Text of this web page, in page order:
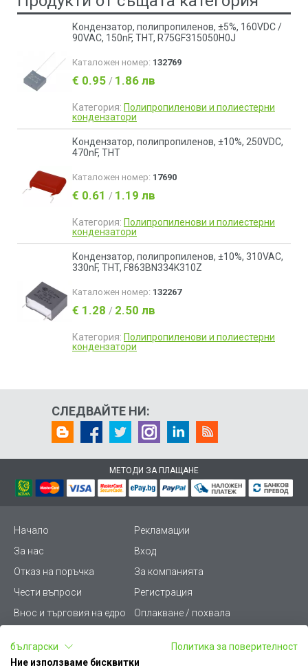
Кондензатор, полипропиленов, ±5%, 160VDC /
90VAC, 150nF, THT, R75GF315050H0J
Каталожен номер: 132769
€ 0.95 / 1.86 лв
Категория: Полипропиленови и полиестерни
кондензатори
Кондензатор, полипропиленов, ±10%, 250VDC,
470nF, THT
Каталожен номер: 17690
€ 0.61 / 1.19 лв
Категория: Полипропиленови и полиестерни
кондензатори
Кондензатор, полипропиленов, ±10%, 310VAC,
330nF, THT, F863BN334K310Z
Каталожен номер: 132267
€ 1.28 / 2.50 лв
Категория: Полипропиленови и полиестерни
кондензатори
СЛЕДВАЙТЕ НИ:
МЕТОДИ ЗА ПЛАЩАНЕ
Начало
Рекламации
За нас
Вход
Отказ на поръчка
За компанията
Чести въпроси
Регистрация
Внос и търговия на едро
Оплакване / похвала
Условия за ползване
български
Политика за поверителност
Ние използваме бисквитки